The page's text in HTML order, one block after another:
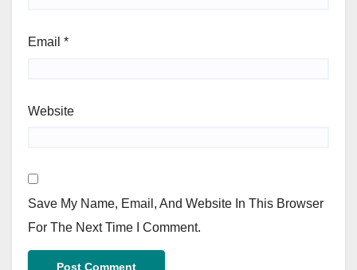
Email *
Website
Save My Name, Email, And Website In This Browser
For The Next Time I Comment.